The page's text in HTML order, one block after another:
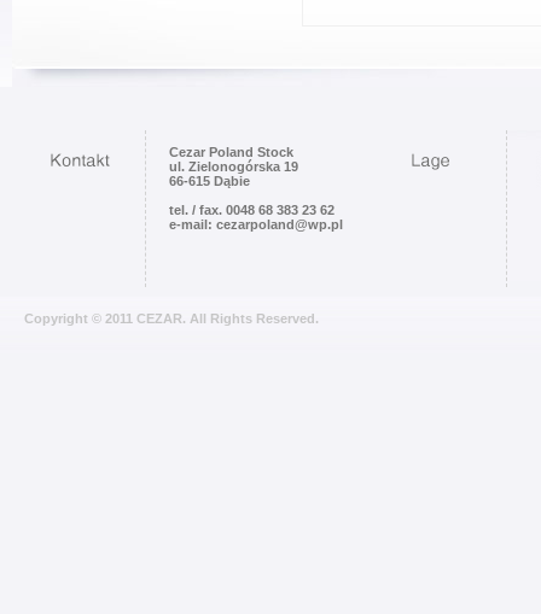
Cezar Poland Stock
ul. Zielonogórska 19
66-615 Dąbie
tel. / fax. 0048 68 383 23 62
e-mail: cezarpoland@wp.pl
Copyright © 2011 CEZAR. All Rights Reserved.